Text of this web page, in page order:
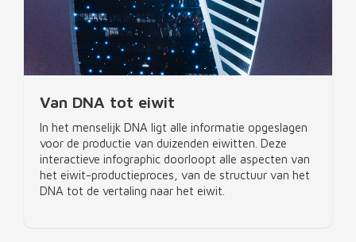
Van DNA tot eiwit
In het menselijk DNA ligt alle informatie opgeslagen
voor de productie van duizenden eiwitten. Deze
interactieve infographic doorloopt alle aspecten van
het eiwit-productieproces, van de structuur van het
DNA tot de vertaling naar het eiwit.